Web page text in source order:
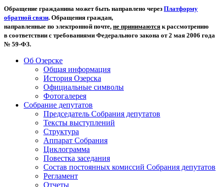
Обращение гражданина может быть направлено через Платформу
обратной связи. Обращения граждан,
направленные по электронной почте, не принимаются к рассмотрению
в соответствии с требованиями Федерального закона от 2 мая 2006 года
№ 59-ФЗ.
Об Озерске
Общая информация
История Озерска
Официальные символы
Фотогалерея
Собрание депутатов
Председатель Собрания депутатов
Тексты выступлений
Структура
Аппарат Собрания
Циклограмма
Повестка заседания
Состав постоянных комиссий Собрания депутатов
Регламент
Отчеты